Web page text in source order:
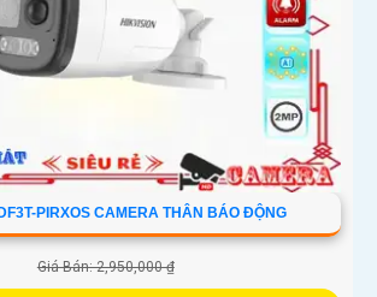
PIRXOS CAMERA THÂN BÁO ĐỘNG
Giá Bán: 2,950,000 ₫